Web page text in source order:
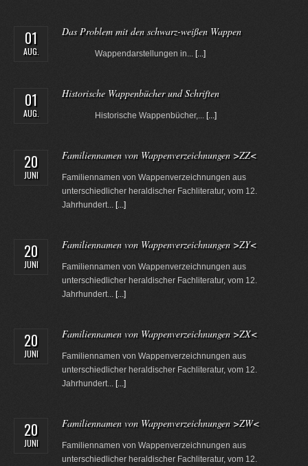
01
AUG.
Das Problem mit den schwarz-weißen Wappen
Wappendarstellungen in... [...]
01
AUG.
Historische Wappenbücher und Schriften
Historische Wappenbücher,... [...]
20
JUNI
Familiennamen von Wappenverzeichnungen >ZZ<
Familiennamen von Wappenverzeichnungen aus
unterschiedlicher heraldischer Fachliteratur, vom 12.
Jahrhundert... [...]
20
JUNI
Familiennamen von Wappenverzeichnungen >ZY<
Familiennamen von Wappenverzeichnungen aus
unterschiedlicher heraldischer Fachliteratur, vom 12.
Jahrhundert... [...]
20
JUNI
Familiennamen von Wappenverzeichnungen >ZX<
Familiennamen von Wappenverzeichnungen aus
unterschiedlicher heraldischer Fachliteratur, vom 12.
Jahrhundert... [...]
20
JUNI
Familiennamen von Wappenverzeichnungen >ZW<
Familiennamen von Wappenverzeichnungen aus
unterschiedlicher heraldischer Fachliteratur, vom 12.